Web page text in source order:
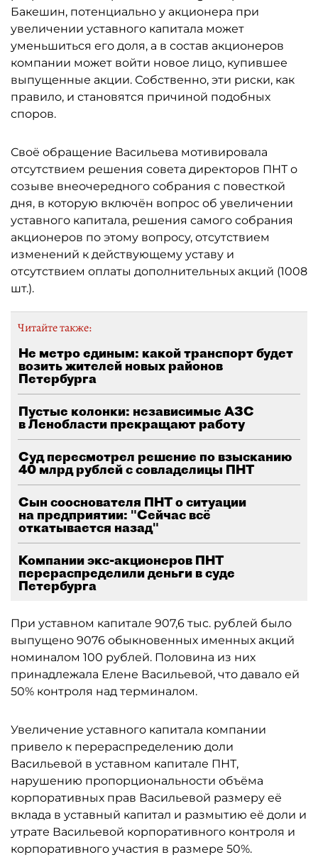
Бакешин, потенциально у акционера при
увеличении уставного капитала может
уменьшиться его доля, а в состав акционеров
компании может войти новое лицо, купившее
выпущенные акции. Собственно, эти риски, как
правило, и становятся причиной подобных
споров.
Своё обращение Васильева мотивировала
отсутствием решения совета директоров ПНТ о
созыве внеочередного собрания с повесткой
дня, в которую включён вопрос об увеличении
уставного капитала, решения самого собрания
акционеров по этому вопросу, отсутствием
изменений к действующему уставу и
отсутствием оплаты дополнительных акций (1008
шт.).
Читайте также:
Не метро единым: какой транспорт будет
возить жителей новых районов
Петербурга
Пустые колонки: независимые АЗС
в Ленобласти прекращают работу
Суд пересмотрел решение по взысканию
40 млрд рублей с совладелицы ПНТ
Сын сооснователя ПНТ о ситуации
на предприятии: "Сейчас всё
откатывается назад"
Компании экс-акционеров ПНТ
перераспределили деньги в суде
Петербурга
При уставном капитале 907,6 тыс. рублей было
выпущено 9076 обыкновенных именных акций
номиналом 100 рублей. Половина из них
принадлежала Елене Васильевой, что давало ей
50% контроля над терминалом.
Увеличение уставного капитала компании
привело к перераспределению доли
Васильевой в уставном капитале ПНТ,
нарушению пропорциональности объёма
корпоративных прав Васильевой размеру её
вклада в уставный капитал и размытию её доли и
утрате Васильевой корпоративного контроля и
корпоративного участия в размере 50%.